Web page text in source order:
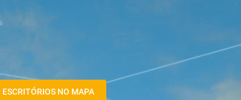
ESCRITÓRIOS NO MAPA